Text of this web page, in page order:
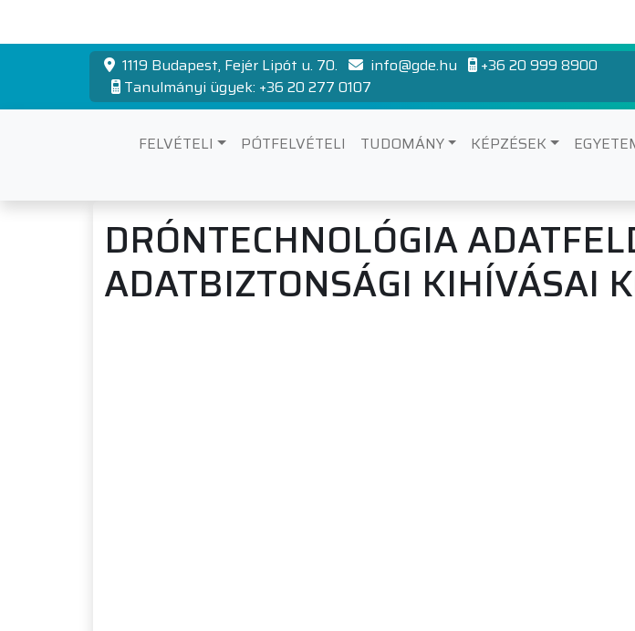
1119 Budapest, Fejér Lipót u. 70. info@gde.hu
+36 20 999 8900
Tanulmányi ügyek: +36 20 277 0107
FELVÉTELI PÓTFELVÉTELI TUDOMÁNY KÉPZÉSEK
DRÓNTECHNOLÓGIA
ADATBIZTONSÁGI KIHÍVÁSAI